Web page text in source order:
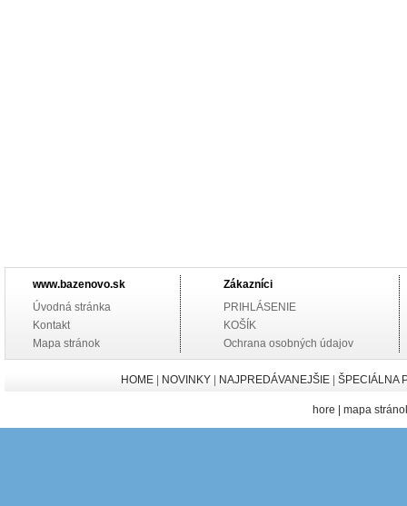
www.bazenovo.sk
Úvodná stránka
Kontakt
Mapa stránok
Zákazníci
PRIHLÁSENIE
KOŠÍK
Ochrana osobných údajov
HOME NOVINKY NAJPREDÁVANEJŠIE ŠPECIÁLNA
hore mapa